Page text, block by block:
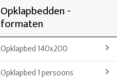
Opklapbedden -
formaten
Opklapbed 140x200
Opklapbed 1 persoons